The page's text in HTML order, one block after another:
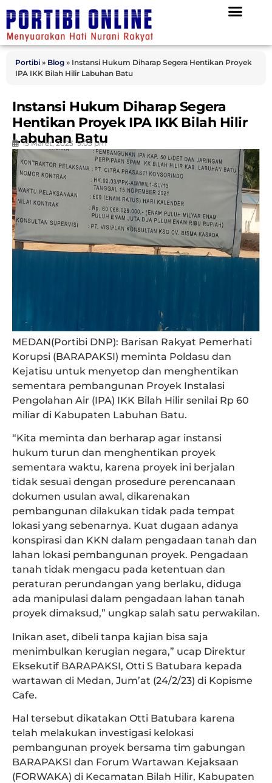
Portibi » Blog » Instansi Hukum Diharap Segera Hentikan Proyek
IPA IKK Bilah Hilir Labuhan Batu
Instansi Hukum Diharap Segera
Hentikan Proyek IPA IKK Bilah Hilir
Labuhan Batu
15 Maret, 2023 9:03 pm
MEDAN(Portibi DNP): Barisan Rakyat Pemerhati
Korupsi (BARAPAKSI) meminta Poldasu dan
Kejatisu untuk menyetop dan menghentikan
sementara pembangunan Proyek Instalasi
Pengolahan Air (IPA) IKK Bilah Hilir senilai Rp 60
miliar di Kabupaten Labuhan Batu.
“Kita meminta dan berharap agar instansi
hukum turun dan menghentikan proyek
sementara waktu, karena proyek ini berjalan
tidak sesuai dengan prosedure perencanaan
dokumen usulan awal, dikarenakan
pembangunan dilakukan tidak pada tempat
lokasi yang sebenarnya. Kuat dugaan adanya
konspirasi dan KKN dalam pengadaan tanah dan
lahan lokasi pembangunan proyek. Pengadaan
tanah tidak mengacu pada ketentuan dan
peraturan perundangan yang berlaku, diduga
ada manipulasi dalam pengadaan lahan tanah
proyek dimaksud,” ungkap salah satu perwakilan.
Inikan aset, dibeli tanpa kajian bisa saja
menimbulkan kerugian negara,” ucap Direktur
Eksekutif BARAPAKSI, Otti S Batubara kepada
wartawan di Medan, Jum’at (24/2/23) di Kopisme
Cafe.
Hal tersebut dikatakan Otti Batubara karena
telah melakukan investigasi kelokasi
pembangunan proyek bersama tim gabungan
BARAPAKSI dan Forum Wartawan Kejaksaan
(FORWAKA) di Kecamatan Bilah Hilir, Kabupaten